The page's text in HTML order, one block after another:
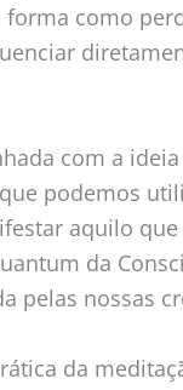
forma como
com a
podemos
aquilo
da
pelas nossas
da